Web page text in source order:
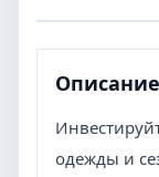
Описание
одежды и